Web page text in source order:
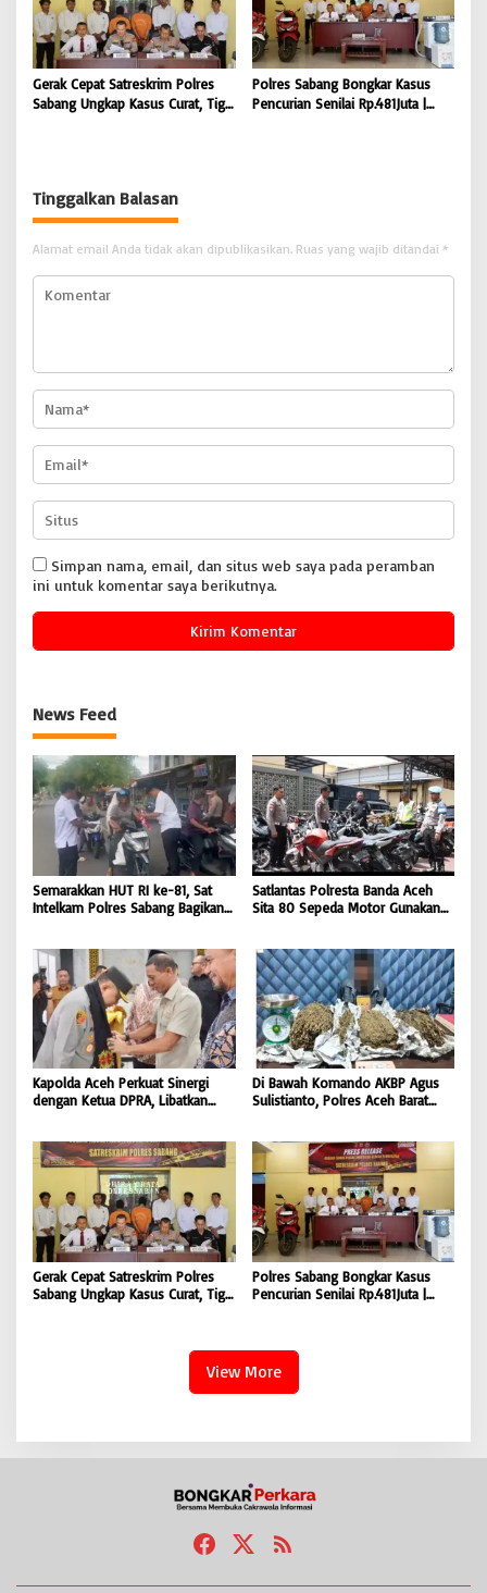
Gerak Cepat Satreskrim Polres
Sabang Ungkap Kasus Curat, Tiga
Polres Sabang Bongkar Kasus
Pencurian Senilai Rp.481Juta |
Tinggalkan Balasan
Alamat email Anda tidak akan dipublikasikan. Ruas yang wajib ditandai *
Simpan nama, email, dan situs web saya pada peramban
ini untuk komentar saya berikutnya.
News Feed
Semarakkan HUT RI ke-81, Sat
Intelkam Polres Sabang Bagikan
BONGKAR’Perkara.com
Satlantas Polresta Banda Aceh
Sita 80 Sepeda Motor Gunakan
Kapolda Aceh Perkuat Sinergi
dengan Ketua DPRA, Libatkan
Pembangunan Aceh |
BONGKAR’Perkara.com
Di Bawah Komando AKBP Agus
Sulistianto, Polres Aceh Barat
BONGKAR ‘Perkara.com
Gerak Cepat Satreskrim Polres
Sabang Ungkap Kasus Curat, Tiga
Polres Sabang Bongkar Kasus
Pencurian Senilai Rp.481Juta |
View More